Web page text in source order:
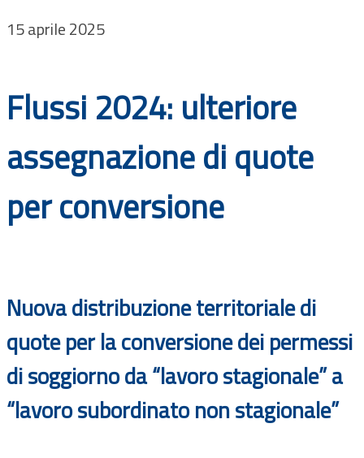
Progetti
Bandi
Guide
15 aprile 2025
Flussi 2024: ulteriore
assegnazione di quote
per conversione
Nuova distribuzione territoriale di
quote per la conversione dei permessi
di soggiorno da “lavoro stagionale” a
“lavoro subordinato non stagionale”